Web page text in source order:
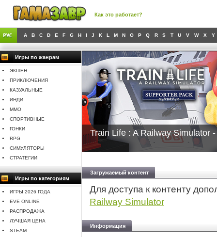
Как это работает?
A B C D E F G H I J K L M N O P Q R S T U V W X Y
Игры по жанрам
ЭКШЕН
ПРИКЛЮЧЕНИЯ
КАЗУАЛЬНЫЕ
ИНДИ
MMO
СПОРТИВНЫЕ
ГОНКИ
RPG
СИМУЛЯТОРЫ
СТРАТЕГИИ
Игры по категориям
ИГРЫ 2026 ГОДА
EVE ONLINE
РАСПРОДАЖА
ЛУЧШАЯ ЦЕНА
STEAM
Train Life : A Railway Simulator
Загружаемый контент
Для доступа к контенту
Railway Simulator
Информация